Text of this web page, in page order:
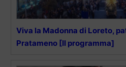
Viva la Madonna di Loreto,
Pratameno [Il programma]